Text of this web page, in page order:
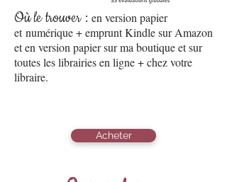
Où le trouver : en version papier
etnumérique + emprunt Kindle sur Amazon
et en version papier sur ma boutique et sur
toutes les librairies en ligne + chez votre
libraire.
Acheter